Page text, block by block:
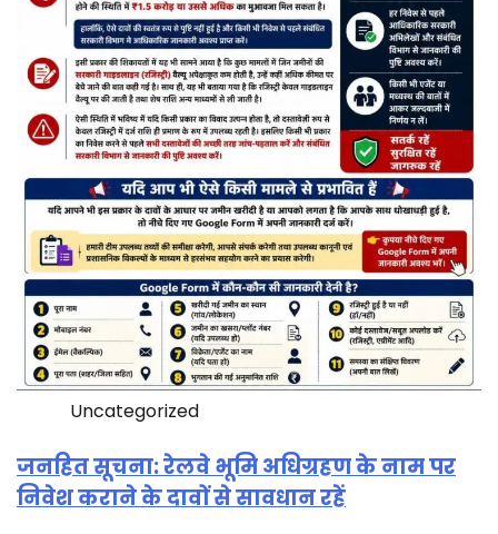
Uncategorized
जनहित सूचना: रेलवे भूमि अधिग्रहण के नाम पर
निवेश कराने के दावों से सावधान रहें